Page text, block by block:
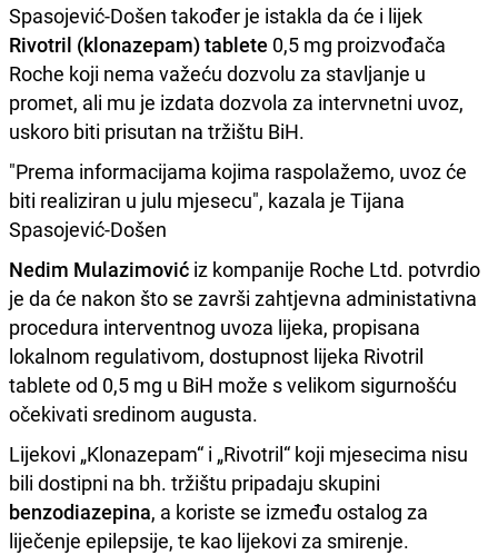
Spasojević-Došen također je istakla da će i lijek
Rivotril (klonazepam) tablete 0,5 mg proizvođača
Roche koji nema važeću dozvolu za stavljanje u
promet, ali mu je izdata dozvola za intervnetni uvoz,
uskoro biti prisutan na tržištu BiH.
"Prema informacijama kojima raspolažemo, uvoz će
biti realiziran u julu mjesecu", kazala je Tijana
Spasojević-Došen
Nedim Mulazimović iz kompanije Roche Ltd. potvrdio
je da će nakon što se završi zahtjevna administativna
procedura interventnog uvoza lijeka, propisana
lokalnom regulativom, dostupnost lijeka Rivotril
tablete od 0,5 mg u BiH može s velikom sigurnošću
očekivati sredinom augusta.
Lijekovi „Klonazepam“ i „Rivotril“ koji mjesecima nisu
bili dostipni na bh. tržištu pripadaju skupini
benzodiazepina, a koriste se između ostalog za
liječenje epilepsije, te kao lijekovi za smirenje.